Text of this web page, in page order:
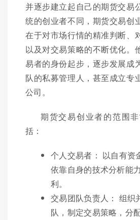
并逐步建立起自己的期货交易
统的创业者不同，期货交易创
在于对市场行情的精准判断、
以及对交易策略的不断优化。
易者的身份起步，逐步发展成
队的私募管理人，甚至成立专
公司。
期货交易创业者的范围
括：
个人交易者： 以自有资
依靠自身的技术分析能
利。
交易团队负责人： 组织
队，制定交易策略，分